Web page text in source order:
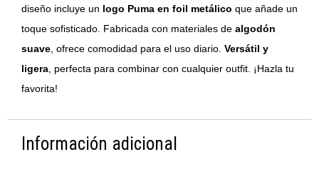
diseño incluye un logo Puma en foil metálico que añade un
toque sofisticado. Fabricada con materiales de algodón
suave , ofrece comodidad para el uso diario. Versátil y
ligera , perfecta para combinar con cualquier outfit. ¡Hazla tu
favorita!
Información adicional